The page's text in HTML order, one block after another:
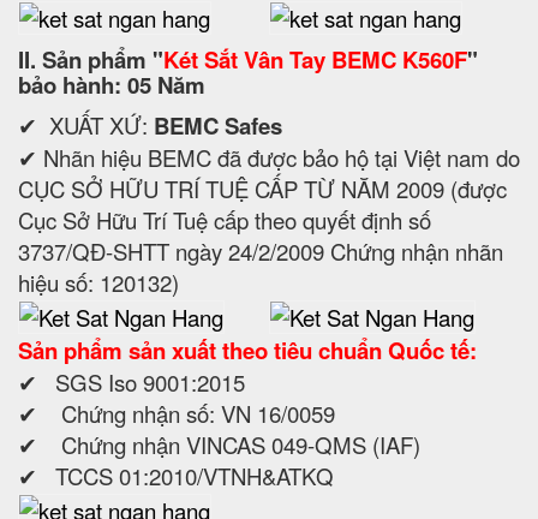
II. Sản phẩm "Két Sắt Vân Tay BEMC K560F"
bảo hành: 05 Năm
✔ XUẤT XỨ: BEMC Safes
✔ Nhãn hiệu BEMC đã được bảo hộ tại Việt nam do
CỤC SỞ HỮU TRÍ TUỆ CẤP TỪ NĂM 2009 (được
Cục Sở Hữu Trí Tuệ cấp theo quyết định số
3737/QĐ-SHTT ngày 24/2/2009 Chứng nhận nhãn
hiệu số: 120132)
Sản phẩm sản xuất theo tiêu chuẩn Quốc tế:
✔ SGS Iso 9001:2015
✔ Chứng nhận số: VN 16/0059
✔ Chứng nhận VINCAS 049-QMS (IAF)
✔ TCCS 01:2010/VTNH&ATKQ